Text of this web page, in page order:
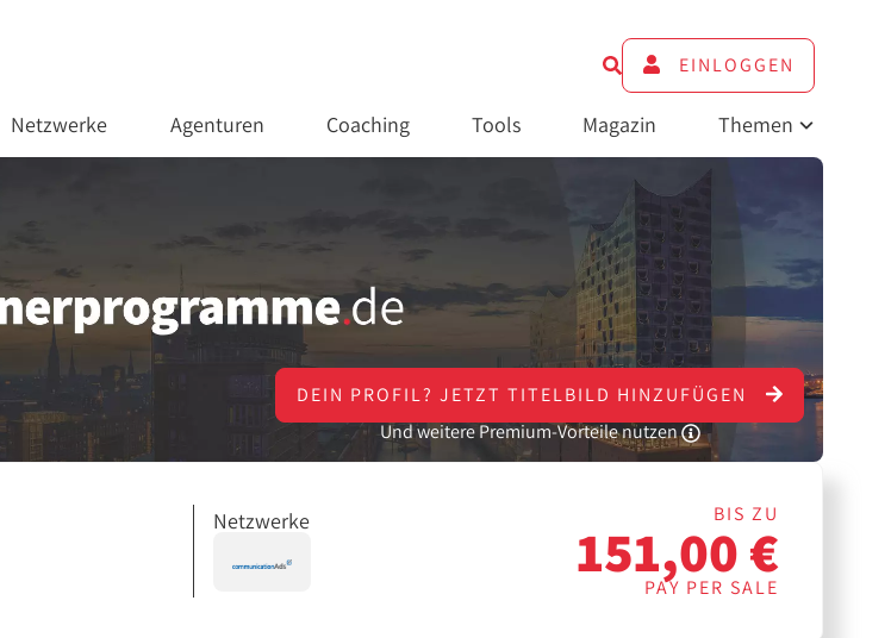
EINLOGGEN
Netzwerke Agenturen Coaching Tools Magazin Themen
DEIN PROFIL? JETZT TITELBILD HINZUFÜGEN
Und weitere Premium-Vorteile nutzen
Netzwerke BIS ZU
151,00 €
PAY PER SALE